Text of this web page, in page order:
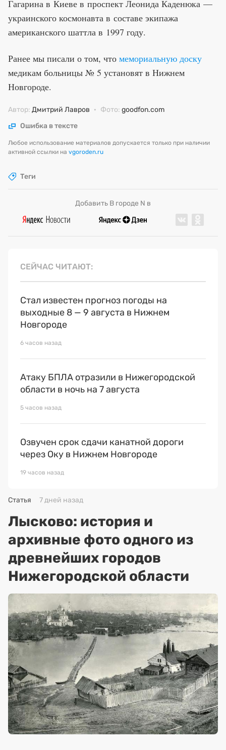
Гагарина в Киеве в проспект Леонида Каденюка —
украинского космонавта в составе экипажа
американского шаттла в 1997 году.
Ранее мы писали о том, что мемориальную доску
медикам больницы № 5 установят в Нижнем
Новгороде.
Автор: Дмитрий Лавров · Фото: goodfon.com
Ошибка в тексте
Любое использование материалов допускается только при наличии
активной ссылки на vgoroden.ru
Теги
Добавить В городе N в
СЕЙЧАС ЧИТАЮТ
Стал известен прогноз погоды на
выходные 8 — 9 августа в Нижнем
Новгороде
6 часов назад
Атаку БПЛА отразили в Нижегородской
области в ночь на 7 августа
5 часов назад
Озвучен срок сдачи канатной дороги
через Оку в Нижнем Новгороде
19 часов назад
Статья 7 дней назад
Лысково: история и
архивные фото одного из
древнейших городов
Нижегородской области